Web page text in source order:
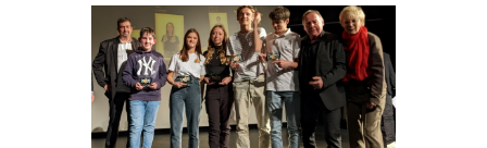
Autres pratiques
Partenaires
Boutique
Plus d’infos